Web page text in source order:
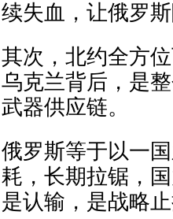
续失血，让俄罗斯
其次，北约全方
乌克兰背后，是
武器供应链。
俄罗斯等于以一
耗，长期拉锯，
是认输，是战略